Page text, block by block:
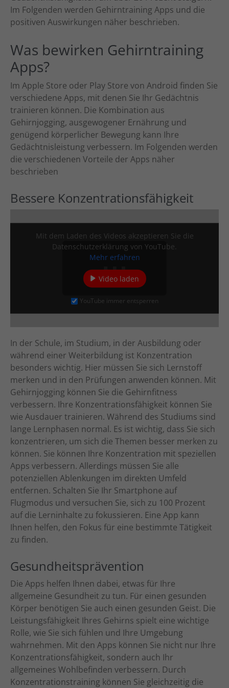
Im Folgenden werden Gehirntraining Apps und die
positiven Auswirkungen näher beschrieben.
Was bewirken Gehirntraining
Apps?
Im Apple Store oder Play Store von Android finden Sie
verschiedene Apps, mit denen Sie Ihr Gedächtnis
trainieren können. Die Kombination aus
Gehirnjogging, ausgewogener Ernährung und
genügend körperlicher Bewegung kann Ihre
Gedächtnisleistung verbessern. Im Folgenden werden
die verschiedenen Vorteile der Apps näher
beschrieben
Bessere Konzentrationsfähigkeit
Mit dem Laden des Videos akzeptieren Sie die
Datenschutzerklärung von YouTube.
Mehr erfahren
Video laden
YouTube immer entsperren
In der Schule, im Studium, in der Ausbildung oder
während einer Weiterbildung ist Konzentration
besonders wichtig. Hier müssen Sie sich Lernstoff
merken und in den Prüfungen anwenden können. Mit
Gehirnjogging können Sie die Gehirnfitness
verbessern. Ihre Konzentrationsfähigkeit können Sie
wie Ausdauer trainieren. Während des Studiums sind
lange Lernphasen normal. Es ist wichtig, dass Sie sich
konzentrieren, um sich die Themen besser merken zu
können. Sie können Ihre Konzentration mit speziellen
Apps verbessern. Allerdings müssen Sie alle
potenziellen Ablenkungen im direkten Umfeld
entfernen. Schalten Sie Ihr Smartphone auf
Flugmodus und versuchen Sie, sich zu 100 Prozent
auf die Lerninhalte zu fokussieren. Eine App kann
Ihnen helfen, den Fokus für eine bestimmte Tätigkeit
zu finden.
Gesundheitsprävention
Die Apps helfen Ihnen dabei, etwas für Ihre
allgemeine Gesundheit zu tun. Für einen gesunden
Körper benötigen Sie auch einen gesunden Geist. Die
Leistungsfähigkeit Ihres Gehirns spielt eine wichtige
Rolle, wie Sie sich fühlen und Ihre Umgebung
wahrnehmen. Mit den Apps können Sie nicht nur Ihre
Konzentrationsfähigkeit, sondern auch Ihr
allgemeines Wohlbefinden verbessern. Durch
Konzentrationstraining können Sie gleichzeitig die
oder sich weitere Informationen anzeigen lassen und so nur
bestimmte Cookies auswählen.
Datenschutzeinstellungen
Essenziell (1)
Essenzielle Cookies ermöglichen grundlegende Funktionen und sind für
die einwandfreie Funktion der Website erforderlich.
Cookie-Informationen anzeigen
Externe Medien (7)
Inhalte von Videoplattformen und Social-Media-Plattformen werden
standardmäßig blockiert. Wenn Cookies von externen Medien akzeptiert
werden, bedarf der Zugriff auf diese Inhalte keiner manuellen
Cookie-Informationen anzeigen